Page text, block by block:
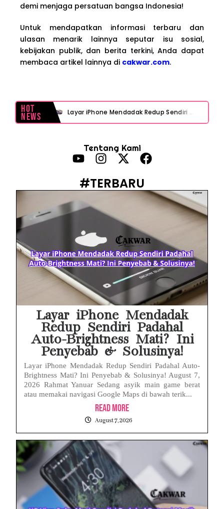
demi menjaga persatuan bangsa Indonesia!
Untuk mendapatkan informasi terbaru dan
ulasan menarik lainnya seputar isu sosial,
kebijakan publik, dan berita terkini, Anda dapat
membaca artikel lainnya di cakwar.com.
Hot
News Layar iPhone Mendadak Redup Sendiri Padahal Auto-Brightness Mati? Ini Penyebab & Solusinya!
Prabowo Sebut ‘Londo Ireng’, Ray Rangkuti Desak DPR Bersikap, Ini Ulasan Politiknya
MAKI Soroti Penahanan Eks Jampidsus Febrie Adriansyah Tanpa Rompi Pink
Babak Baru Kasus Febrie Adriansyah, Rencana Praperadilan Penyitaan Emas dan Uang Tunai Jadi Sorotan
Baterai Apple Watch Cepat Boros? Ini Penyebab dan Cara Mengatasinya
HP Huawei Cepat Panas? Ini Penyebab Utama dan Cara Mengatasinya
Tentang Kami
#TERBARU
Layar iPhone Mendadak
Redup Sendiri Padahal
Auto-Brightness Mati? Ini
Penyebab & Solusinya!
Layar iPhone Mendadak Redup Sendiri Padahal Auto-
Brightness Mati? Ini Penyebab & Solusinya! August 7,
2026 Rahmat Yanuar Sedang asyik main game berat
atau memakai navigasi Google Maps di bawah terik...
Read More
August 7, 2026